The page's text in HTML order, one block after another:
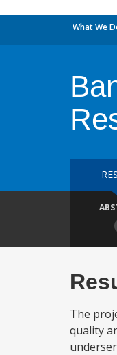
What We
The
quality